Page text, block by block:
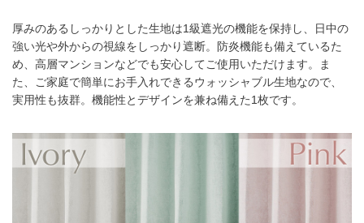
厚みのあるしっかりとした生地は1級遮光の機能を保持し、日中の
強い光や外からの視線をしっかり遮断。防炎機能も備えているた
め、高層マンションなどでも安心してご使用いただけます。ま
た、ご家庭で簡単にお手入れできるウォッシャブル生地なので、
実用性も抜群。機能性とデザインを兼ね備えた1枚です。